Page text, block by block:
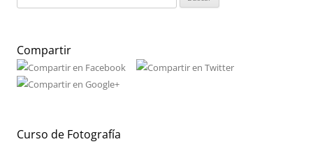
Compartir
Curso de Fotografía